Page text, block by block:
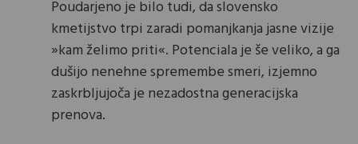
Poudarjeno je bilo tudi, da slovensko
kmetijstvo trpi zaradi pomanjkanja jasne vizije
»kam želimo priti«. Potenciala je še veliko, a ga
dušijo nenehne spremembe smeri, izjemno
zaskrbljujoča je nezadostna generacijska
prenova.